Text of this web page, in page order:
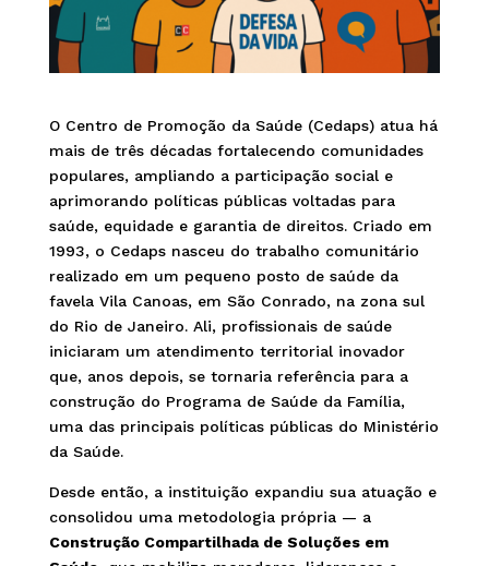
O Centro de Promoção da Saúde (Cedaps) atua há
mais de três décadas fortalecendo comunidades
populares, ampliando a participação social e
aprimorando políticas públicas voltadas para
saúde, equidade e garantia de direitos. Criado em
1993, o Cedaps nasceu do trabalho comunitário
realizado em um pequeno posto de saúde da
favela Vila Canoas, em São Conrado, na zona sul
do Rio de Janeiro. Ali, profissionais de saúde
iniciaram um atendimento territorial inovador
que, anos depois, se tornaria referência para a
construção do Programa de Saúde da Família,
uma das principais políticas públicas do Ministério
da Saúde.
Desde então, a instituição expandiu sua atuação e
consolidou uma metodologia própria — a
Construção Compartilhada de Soluções em